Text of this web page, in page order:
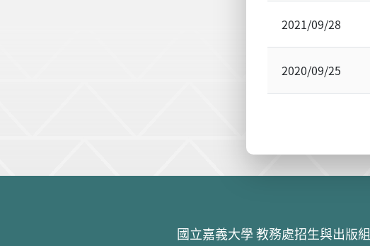
2021/09/28
2020/09/25
國立嘉義大學 教務處招生與出版組